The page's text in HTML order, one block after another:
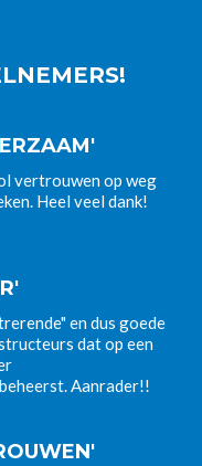
vertrouwen op weg
Heel veel dank!
en dus goede
dat op een
Aanrader!!